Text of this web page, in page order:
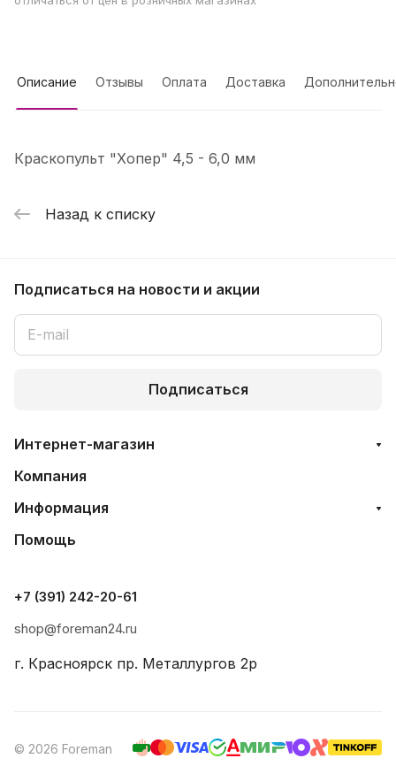
Описание Отзывы Оплата Доставка
Краскопульт "Хопер" 4,5 - 6,0 мм
Назад к списку
Подписаться на новости и акции
Подписаться
Интернет-магазин
Компания
Информация
Помощь
+7 (391) 242-20-61
shop@foreman24.ru
г. Красноярск пр. Металлургов 2р
© 2026 Foreman